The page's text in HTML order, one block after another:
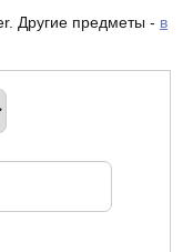
Другие предметы - в